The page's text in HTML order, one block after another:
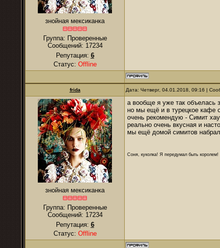
знойная мексиканка
Группа: Проверенные
Сообщений: 17234
Репутация: 6
Статус: Offline
frida Дата: Четверг, 04.01.2018, 09:16 |
знойная мексиканка
Группа: Проверенные
Сообщений: 17234
Репутация: 6
Статус: Offline
а вообще я уже так объелась
но мы ещё и в турецкое кафе
очень рекомендую - Симит
реально очень вкусная и
мы ещё домой симитов
Соня, куколка! Я передумал быть